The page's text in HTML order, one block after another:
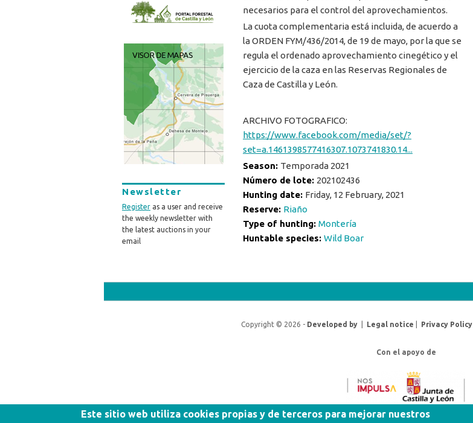
necesarios para el control del aprovechamientos.
La cuota complementaria está incluida, de acuerdo a
la ORDEN FYM/436/2014, de 19 de mayo, por la que se
regula el ordenado aprovechamiento cinegético y el
ejercicio de la caza en las Reservas Regionales de
Caza de Castilla y León.
ARCHIVO FOTOGRAFICO:
https://www.facebook.com/media/set/?
set=a.1461398577416307.1073741830.14...
Season: Temporada 2021
Número de lote: 202102436
Hunting date: Friday, 12 February, 2021
Reserve: Riaño
Type of hunting: Montería
Huntable species: Wild Boar
Newsletter
Register as a user and receive
the weekly newsletter with
the latest auctions in your
email
Copyright © 2026 - Developed by Legal notice Privacy Policy
Con el apoyo de
Este sitio web utiliza cookies propias y de terceros para mejorar nuestros